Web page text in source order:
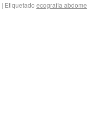
| Etiquetado ecografia